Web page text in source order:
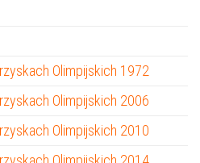
Olimpijskich 1972
Olimpijskich 2006
Olimpijskich 2010